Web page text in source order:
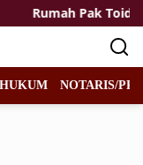
Rumah Pak Toid Kian
HUKUM NOTARIS/